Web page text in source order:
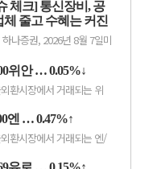
이다.이화정 NH증권 애널
는 &...
회하는 실적을 냈으나,
신사업의 수익화에는 시간
하다"며 투자의견 '매수'를
고 목표주가를 5만8000원
만8300원이다.이준호 하나
널리스트는 2분기 호실적
체크] 통신장비, 공
체 줄고 수혜는 커진
국 규제가 새 기회
나증권, 2026년 8월 7일미
중국산 통신장비 규제가 부품
대되면서 국내 통신장비 업
수혜 기대감이 커지고 있
증권은 공급업체가 줄어드
구조와 미국의 투자 확대
능성이 높다고 분석했다.하
은 3G와 LTE, 5G를 거치며
비 업체 수는 줄어든 반면
위안 … 0.05%↓
환시장에서 거래되는 위
로, 전일비 0.05% 하락세
엔 … 0.47%↑
환시장에서 거래되는 엔/
, 전일비 0.47% 상승세를